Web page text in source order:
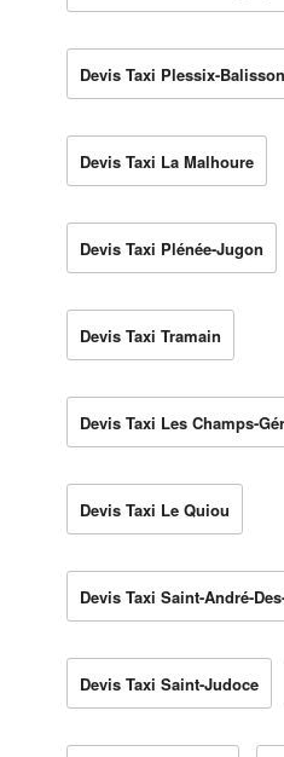
Devis Taxi Plessix-Balisson
Devis Taxi La Malhoure
Devis Taxi Plénée-Jugon
Devis Taxi Tramain
Devis Taxi Les Champs-
Devis Taxi Le Quiou
Devis Taxi Saint-André-
Devis Taxi Saint-Judoce